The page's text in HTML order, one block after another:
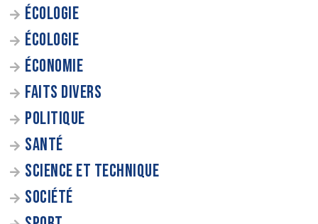
ÉCOLOGIE
ÉCOLOGIE
ÉCONOMIE
FAITS DIVERS
POLITIQUE
SANTÉ
SCIENCE ET TECHNIQUE
SOCIÉTÉ